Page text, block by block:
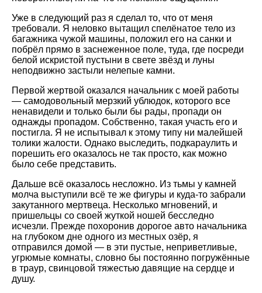
Уже в следующий раз я сделал то, что от меня
требовали. Я неловко вытащил спелёнатое тело из
багажника чужой машины, положил его на санки и
побрёл прямо в заснеженное поле, туда, где посреди
белой искристой пустыни в свете звёзд и луны
неподвижно застыли нелепые камни.
Первой жертвой оказался начальник с моей работы
— самодовольный мерзкий ублюдок, которого все
ненавидели и только были бы рады, пропади он
однажды пропадом. Собственно, такая участь его и
постигла. Я не испытывал к этому типу ни малейшей
толики жалости. Однако выследить, подкараулить и
порешить его оказалось не так просто, как можно
было себе представить.
Дальше всё оказалось несложно. Из тьмы у камней
молча выступили всё те же фигуры и куда-то забрали
закутанного мертвеца. Несколько мгновений, и
пришельцы со своей жуткой ношей бесследно
исчезли. Прежде похоронив дорогое авто начальника
на глубоком дне одного из местных озёр, я
отправился домой — в эти пустые, неприветливые,
угрюмые комнаты, словно бы постоянно погружённые
в траур, свинцовой тяжестью давящие на сердце и
душу.